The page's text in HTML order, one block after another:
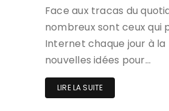
Face aux tracas du
nombreux sont ceux qui
Internet chaque jour à
nouvelles idées pour…
LIRE LA SUITE